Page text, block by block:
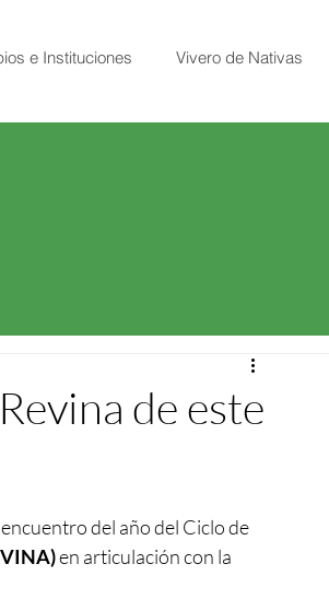
e Instituciones Vivero de Nativas
de este
del año del Ciclo de
en articulación con la